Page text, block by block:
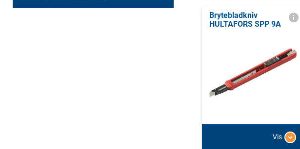
Brytebladkniv
HULTAFORS SPP 9A
Vis